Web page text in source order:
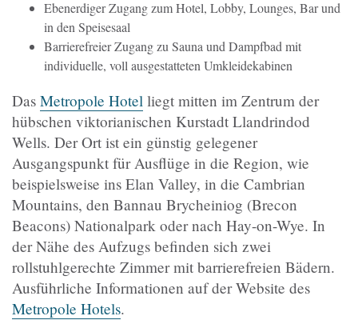
Ebenerdiger Zugang zum Hotel, Lobby, Lounges, Bar und
in den Speisesaal
Barrierefreier Zugang zu Sauna und Dampfbad mit
individuelle, voll ausgestatteten Umkleidekabinen
Das Metropole Hotel liegt mitten im Zentrum der
hübschen viktorianischen Kurstadt Llandrindod
Wells. Der Ort ist ein günstig gelegener
Ausgangspunkt für Ausflüge in die Region, wie
beispielsweise ins Elan Valley, in die Cambrian
Mountains, den Bannau Brycheiniog (Brecon
Beacons) Nationalpark oder nach Hay-on-Wye. In
der Nähe des Aufzugs befinden sich zwei
rollstuhlgerechte Zimmer mit barrierefreien Bädern.
Ausführliche Informationen auf der Website des
Metropole Hotels.